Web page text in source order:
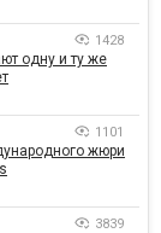
1428
одну и ту же
1101
жюри
3839